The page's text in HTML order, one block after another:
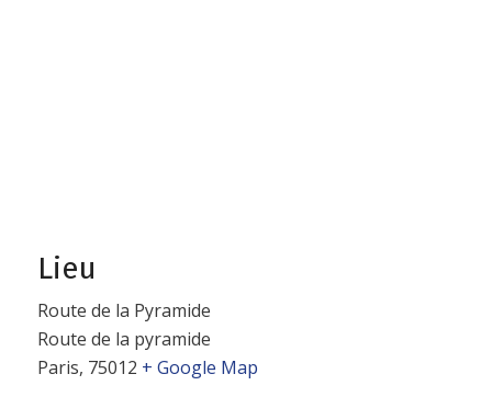
Lieu
Route de la Pyramide
Route de la pyramide
Paris, 75012 + Google Map